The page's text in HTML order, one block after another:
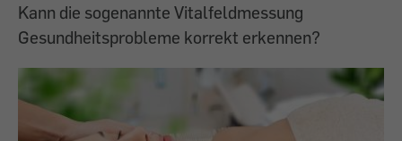
Kann die sogenannte Vitalfeldmessung
Gesundheitsprobleme korrekt erkennen?